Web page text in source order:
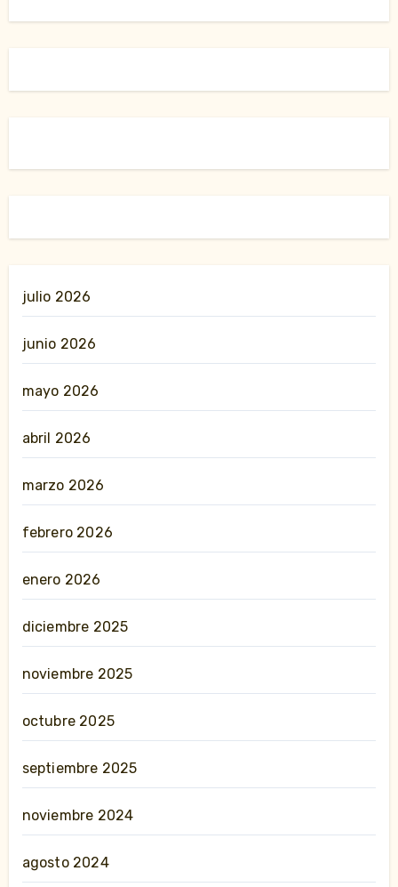
julio 2026
junio 2026
mayo 2026
abril 2026
marzo 2026
febrero 2026
enero 2026
diciembre 2025
noviembre 2025
octubre 2025
septiembre 2025
noviembre 2024
agosto 2024